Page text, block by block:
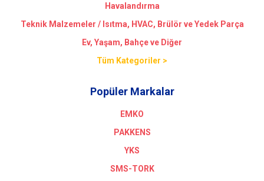
Havalandırma
Teknik Malzemeler / Isıtma, HVAC, Brülör ve Yedek Parça
Ev, Yaşam, Bahçe ve Diğer
Tüm Kategoriler >
Popüler Markalar
EMKO
PAKKENS
YKS
SMS-TORK